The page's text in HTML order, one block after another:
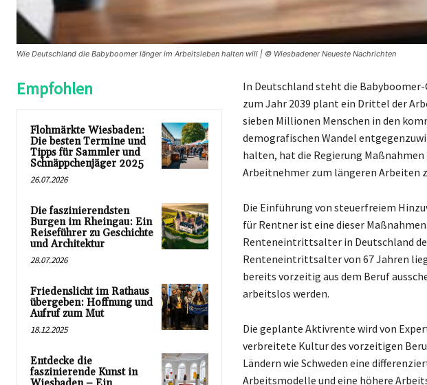
Wie Deutschland die Babyboomer länger im Arbeitsleben halten will | © Wiesbadener Neueste Nachrichten
Empfohlen
Flohmärkte Wiesbaden:
Die besten Termine und
Tipps für Sammler und
Schnäppchenjäger 2025
26.07.2026
Die faszinierendsten
Burgen im Rheingau: Ein
Reiseführer zu Geschichte
und Architektur
28.07.2026
Friedenslicht im Rathaus
übergeben: Hoffnung und
Aufruf zum Mut
18.12.2025
Entdecke die
faszinierende Kunst in
In Deutschland steht die
zum Jahr 2039 plant ein Drittel der
sieben Millionen Menschen in den
demografischen Wandel
halten, hat die Regierung
Arbeitnehmer zum längeren Arbeiten
Die Einführung von steuerfreiem
für Rentner ist eine dieser
Renteneintrittsalter in Deutschland
Renteneintrittsalter von 67 Jahren
bereits vorzeitig aus dem Beruf
arbeitslos werden.
Die geplante Aktivrente wird von
verbreitete Kultur des vorzeitigen
Ländern wie Schweden eine
Arbeitsmodelle und eine höhere